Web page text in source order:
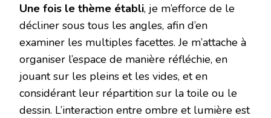
Une fois le thème établi, je m’efforce de le
décliner sous tous les angles, afin d’en
examiner les multiples facettes. Je m’attache à
organiser l’espace de manière réfléchie, en
jouant sur les pleins et les vides, et en
considérant leur répartition sur la toile ou le
dessin. L’interaction entre ombre et lumière est